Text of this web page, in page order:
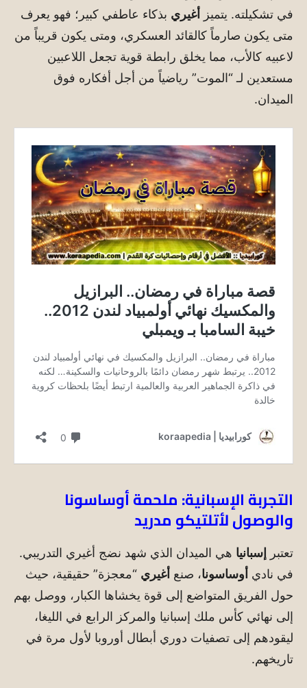
في تشكيلته. يتميز
أغيري بذكاء عاطفي كبير؛ فهو يعرف
متى يكون صارماً كالقائد العسكري، ومتى يكون قريباً من
لاعبيه كالأب، مما يخلق رابطة قوية تجعل اللاعبين
مستعدين لـ “الموت” رياضياً من أجل أفكاره فوق
الميدان.
التجربة الإسبانية: ملحمة أوساسونا
والوصول لأتلتيكو مدريد
تعتبر إسبانيا هي الميدان الذي شهد نضج أغيري التدريبي.
في نادي أوساسونا، صنع أغيري “معجزة” حقيقية، حيث
حول الفريق المتواضع إلى قوة يخشاها الكبار، ووصل بهم
إلى نهائي كأس ملك إسبانيا والمركز الرابع في الليغا،
ليقودهم إلى تصفيات دوري أبطال أوروبا لأول مرة في
تاريخهم.